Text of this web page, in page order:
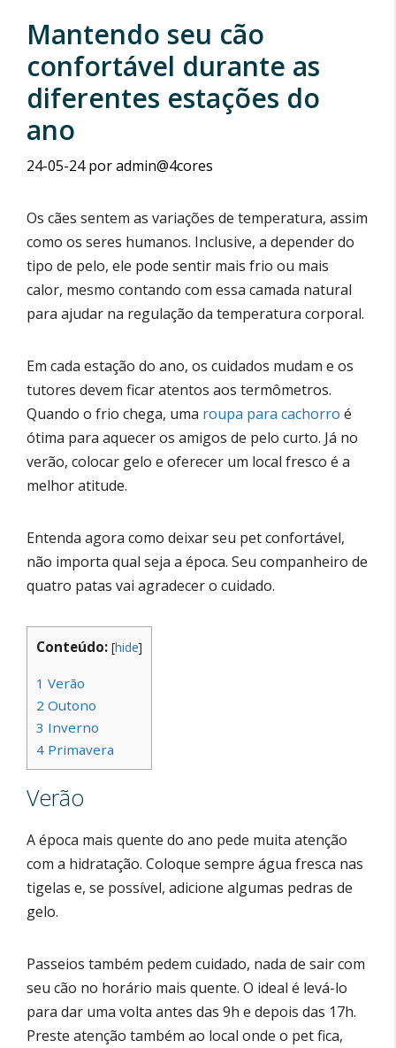
Mantendo seu cão
confortável durante as
diferentes estações do
ano
24-05-24 poradmin@4cores
Os cães sentem as variações de temperatura, assim
como os seres humanos. Inclusive, a depender do
tipo de pelo, ele pode sentir mais frio ou mais
calor, mesmo contando com essa camada natural
para ajudar na regulação da temperatura corporal.
Em cada estação do ano, os cuidados mudam e os
tutores devem ficar atentos aos termômetros.
Quando o frio chega, uma roupa para cachorro é
ótima para aquecer os amigos de pelo curto. Já no
verão, colocar gelo e oferecer um local fresco é a
melhor atitude.
Entenda agora como deixar seu pet confortável,
não importa qual seja a época. Seu companheiro de
quatro patas vai agradecer o cuidado.
Conteúdo: [hide]
1 Verão
2 Outono
3 Inverno
4 Primavera
Verão
A época mais quente do ano pede muita atenção
com a hidratação. Coloque sempre água fresca nas
tigelas e, se possível, adicione algumas pedras de
gelo.
Passeios também pedem cuidado, nada de sair com
seu cão no horário mais quente. O ideal é levá-lo
para dar uma volta antes das 9h e depois das 17h.
Preste atenção também ao local onde o pet fica,